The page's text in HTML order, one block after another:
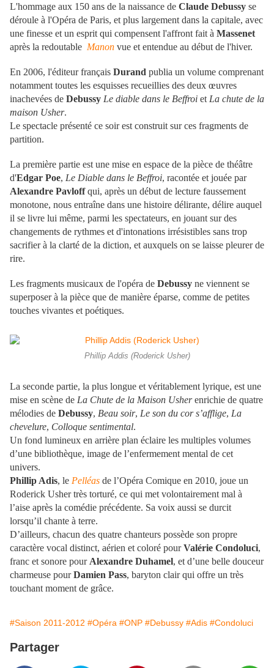
L'hommage aux 150 ans de la naissance de Claude Debussy se
déroule à l'Opéra de Paris, et plus largement dans la capitale, avec
une finesse et un esprit qui compensent l'affront fait à Massenet
après la redoutable Manon vue et entendue au début de l'hiver.
En 2006, l'éditeur français Durand publia un volume comprenant
notamment toutes les esquisses recueillies des deux œuvres
inachevées de Debussy Le diable dans le Beffroi et La chute de la
maison Usher.
Le spectacle présenté ce soir est construit sur ces fragments de
partition.
La première partie est une mise en espace de la pièce de théâtre
d'Edgar Poe, Le Diable dans le Beffroi, racontée et jouée par
Alexandre Pavloffqui, après un début de lecture faussement
monotone, nous entraîne dans une histoire délirante, délire auquel
il se livre lui même, parmi les spectateurs, en jouant sur des
changements de rythmes et d'intonations irrésistibles sans trop
sacrifier à la clarté de la diction, et auxquels on se laisse pleurer de
rire.
Les fragments musicaux de l'opéra de Debussy ne viennent se
superposer à la pièce que de manière éparse, comme de petites
touches vivantes et poétiques.
Phillip Addis (Roderick Usher)
La seconde partie, la plus longue et véritablement lyrique, est une
mise en scène de La Chute de la Maison Usherenrichie de quatre
mélodies de Debussy, Beau soir, Le son du cor s’afflige, La
chevelure, Colloque sentimental.
Un fond lumineux en arrière plan éclaire les multiples volumes
d’une bibliothèque, image de l’enfermement mental de cet
univers.
Phillip Adis, le Pelléas de l’Opéra Comique en 2010, joue un
Roderick Usher très torturé, ce qui met volontairement mal à
l’aise après la comédie précédente. Sa voix aussi se durcit
lorsqu’il chante à terre.
D’ailleurs, chacun des quatre chanteurs possède son propre
caractère vocal distinct, aérien et coloré pourValérie Condoluci,
franc et sonore pour Alexandre Duhamel, et d’une belle douceur
charmeuse pourDamien Pass, baryton clair qui offre un très
touchant moment de grâce.
#Saison 2011-2012 #Opéra #ONP #Debussy #Adis #Condoluci
Partager